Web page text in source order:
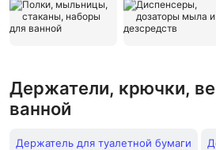
Держатели, крючки,
ванной
Держатель для туалетной бумаги